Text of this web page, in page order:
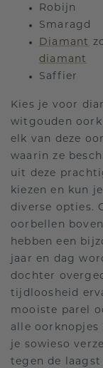
Robijn
Smaragd
Diamant
diamant
Saffier
Kies je voor
witgouden
elk van deze
waarin ze
uit deze
kiezen en kun
diverse opties.
oorbellen
hebben een
jaar en dag
dochter
tijdloosheid
mooiste parel
alle oorknopjes
je sowieso
tegen de